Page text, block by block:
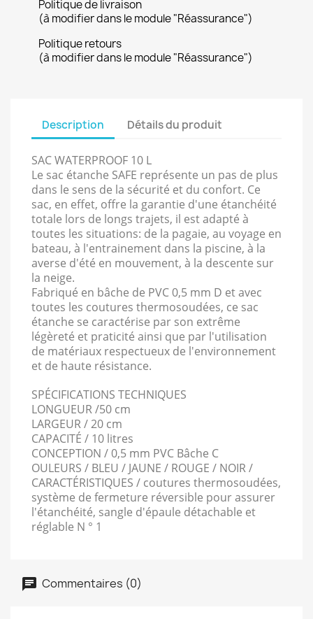
Politique de livraison
(à modifier dans le module "Réassurance")
Politique retours
(à modifier dans le module "Réassurance")
Description Détails du produit
SAC WATERPROOF 10 L
Le sac étanche SAFE représente un pas de plus
dans le sens de la sécurité et du confort. Ce
sac, en effet, offre la garantie d'une étanchéité
totale lors de longs trajets, il est adapté à
toutes les situations: de la pagaie, au voyage en
bateau, à l'entrainement dans la piscine, à la
averse d'été en mouvement, à la descente sur
la neige.
Fabriqué en bâche de PVC 0,5 mm D et avec
toutes les coutures thermosoudées, ce sac
étanche se caractérise par son extrême
légèreté et praticité ainsi que par l'utilisation
de matériaux respectueux de l'environnement
et de haute résistance.
SPÉCIFICATIONS TECHNIQUES
LONGUEUR /50 cm
LARGEUR / 20 cm
CAPACITÉ / 10 litres
CONCEPTION / 0,5 mm PVC Bâche C
OULEURS / BLEU / JAUNE / ROUGE / NOIR /
CARACTÉRISTIQUES / coutures thermosoudées,
système de fermeture réversible pour assurer
l'étanchéité, sangle d'épaule détachable et
réglable N ° 1
Commentaires (0)